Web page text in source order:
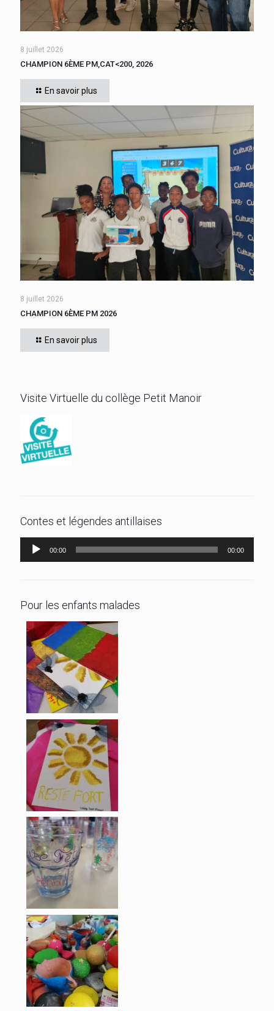
Cette année, tous les élèves de 6ème du collège se sont
affrontés. CADIGNAN Manuel, après une bataille bien
disputée, s’est imposé, le jeudi 4 juin 2026
8 juillet 2026
CHAMPION 6ÈME PM,CAT<200, 2026
En savoir plus
Cette année, tous les élèves de 6ème du collège se sont
affrontés. Félicitations à l’élève ZEBO Yoan (602) qui a
remporté son titre de champion 6ème
8 juillet 2026
CHAMPION 6ÈME PM 2026
En savoir plus
Visite Virtuelle du collège Petit Manoir
Contes et légendes antillaises
Lecteur
audio
00:00 00:00
Pour les enfants malades